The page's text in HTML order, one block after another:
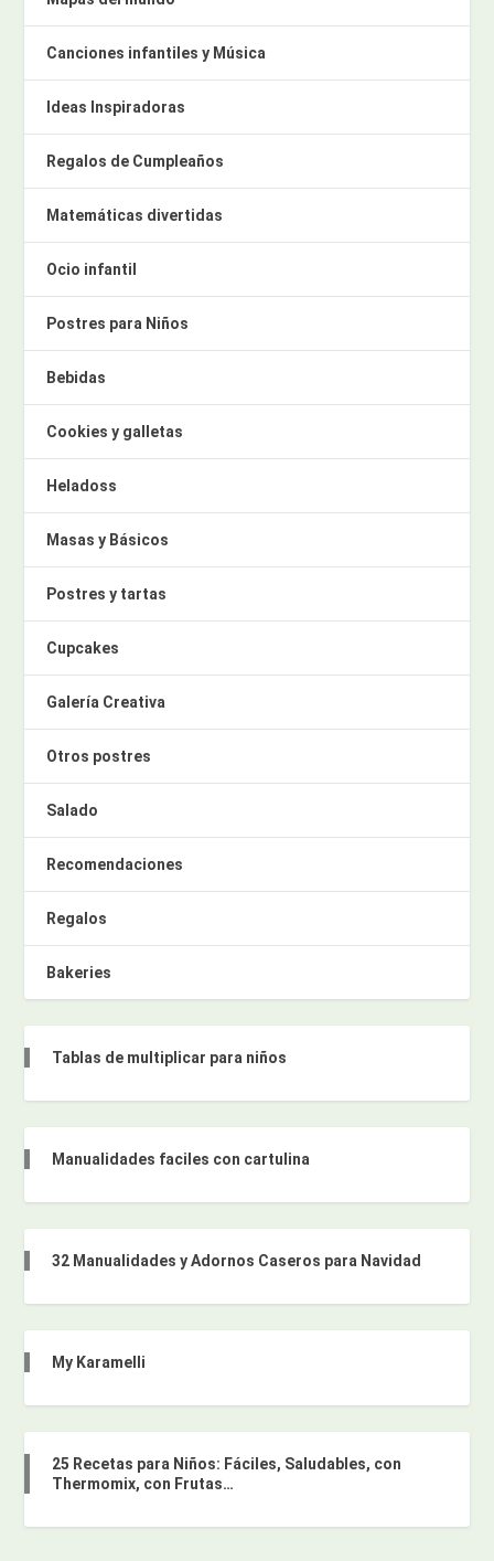
Canciones infantiles y Música
Ideas Inspiradoras
Regalos de Cumpleaños
Matemáticas divertidas
Ocio infantil
Postres para Niños
Bebidas
Cookies y galletas
Heladoss
Masas y Básicos
Postres y tartas
Cupcakes
Galería Creativa
Otros postres
Salado
Recomendaciones
Regalos
Bakeries
Tablas de multiplicar para niños
Manualidades faciles con cartulina
32 Manualidades y Adornos Caseros para Navidad
My Karamelli
25 Recetas para Niños: Fáciles, Saludables, con
Thermomix, con Frutas…